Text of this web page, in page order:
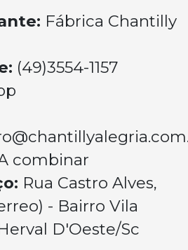
Fábrica Chantilly
(49)3554-1157
combinar
Rua Castro Alves,
- Bairro Vila
D'Oeste/Sc